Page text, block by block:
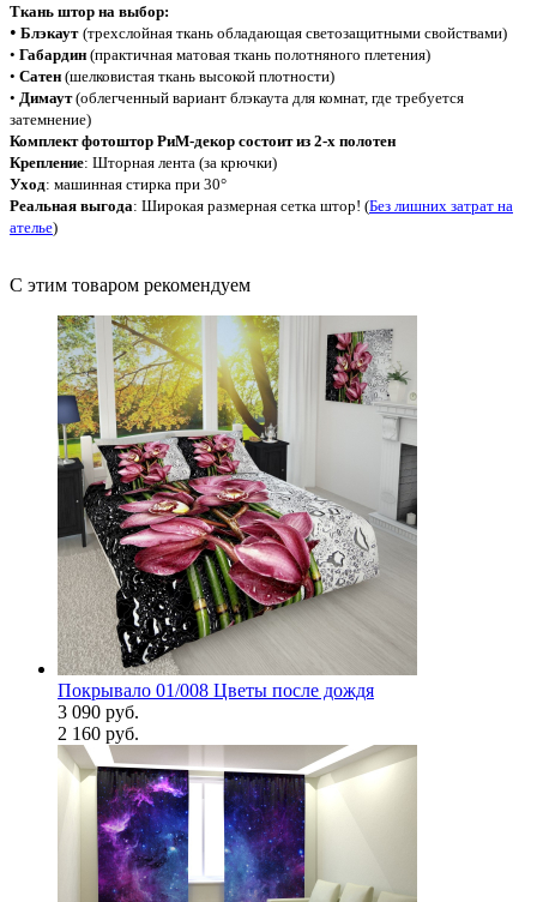
Ткань штор на выбор:
• Блэкаут (трехслойная ткань обладающая светозащитными свойствами)
• Габардин (практичная матовая ткань полотняного плетения)
• Сатен (шелковистая ткань высокой плотности)
• Димаут(облегченный вариант блэкаута для комнат, где требуется
затемнение)
Комплект фотоштор РиМ-декор состоит из 2-х полотен
Крепление: Шторная лента (за крючки)
Уход: машинная стирка при 30°
Реальная выгода: Широкая размерная сетка штор! (Без лишних затрат на
ателье)
С этим товаром рекомендуем
Покрывало 01/008 Цветы после дождя
3 090 руб.
2 160 руб.